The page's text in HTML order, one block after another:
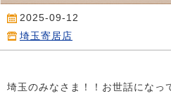
2025-09-12
埼玉寄居店
埼玉のみなさま！！お世話にな